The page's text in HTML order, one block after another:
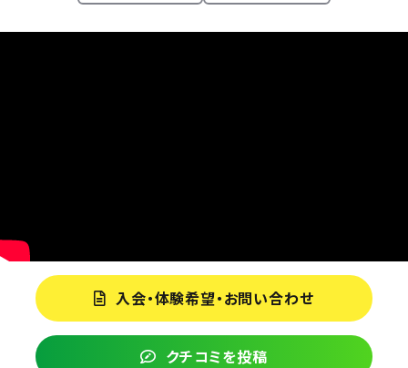
入会・体験希望・お問い合わせ
クチコミを投稿